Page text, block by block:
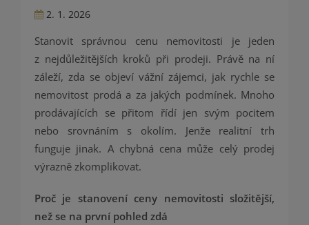
2. 1. 2026
Stanovit správnou cenu nemovitosti je jeden
z nejdůležitějších kroků při prodeji. Právě na ní
záleží, zda se objeví vážní zájemci, jak rychle se
nemovitost prodá a za jakých podmínek. Mnoho
prodávajících se přitom řídí jen svým pocitem
nebo srovnáním s okolím. Jenže realitní trh
funguje jinak. A chybná cena může celý prodej
výrazně zkomplikovat.
Proč je stanovení ceny nemovitosti složitější,
než se na první pohled zdá